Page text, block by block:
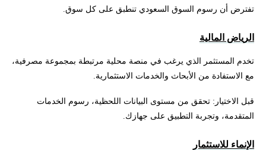
تفترض أن رسوم السوق السعودي تنطبق على كل سوق.
الرياض المالية
تخدم المستثمر الذي يرغب في منصة محلية مرتبطة بمجموعة مصرفية،
مع الاستفادة من الأبحاث والخدمات الاستثمارية.
قبل الاختيار: تحقق من مستوى البيانات اللحظية، رسوم الخدمات
المتقدمة، وتجربة التطبيق على جهازك.
الإنماء للاستثمار